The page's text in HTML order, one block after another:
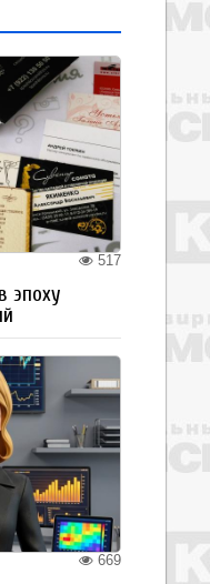
517
эпоху
669